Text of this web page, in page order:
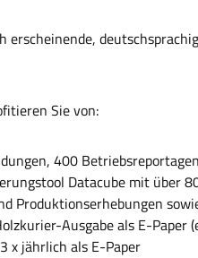
erscheinende,
Sie von:
400
Datacube mit über
Produktionserhebungen
Ausgabe als E-
x jährlich als E-Paper